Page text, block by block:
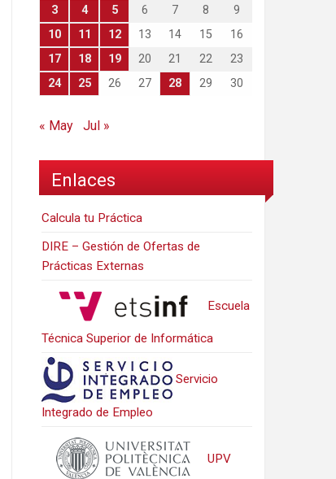
3
4 5 6 7 8
9
10
11 12 13 14 15
16
17
18 19 20 21 22
23
24
25 26 27 28 29 30
« May Jul »
Enlaces
Calcula tu Práctica
DIRE – Gestión de Ofertas de
Prácticas Externas
Escuela
Técnica Superior de Informática
Servicio
Integrado de Empleo
UPV